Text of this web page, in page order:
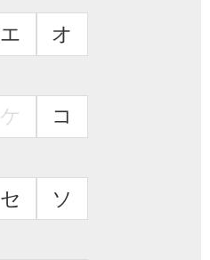
エ オ
ケ コ
セ ソ